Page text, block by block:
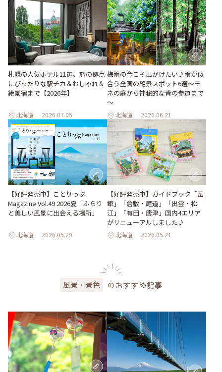
札幌の人気ホテル11選。旅の拠点
にぴったりな駅チカ＆おしゃれ＆
絶景宿まで【2026年】
北海道 2026.07.05
梅雨の今こそ出かけたい♪雨が似
合う全国の絶景スポット6選～モ
ネの庭から神秘的な青の参道まで
～
北海道 2026.06.21
【好評発売中】ことりっぷ
Magazine Vol.49 2026夏「ふらり
と美しい風景に出会える場所」
北海道 2026.05.29
【好評発売中】ガイドブック「函
館」「倉敷・尾道」「出雲・松
江」「有田・唐津」国内4エリア
がリニューアルしました♪
北海道 2026.05.21
風景・景色 のおすすめ記事